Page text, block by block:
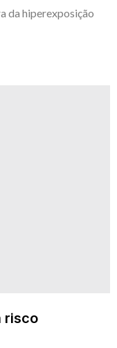
da hiperexposição
risco